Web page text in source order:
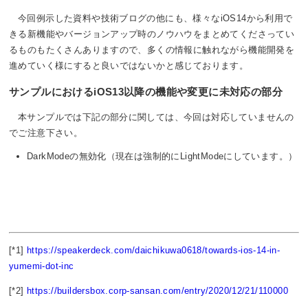
今回例示した資料や技術ブログの他にも、様々なiOS14から利用で
きる新機能やバージョンアップ時のノウハウをまとめてくださってい
るものもたくさんありますので、多くの情報に触れながら機能開発を
進めていく様にすると良いではないかと感じております。
サンプルにおけるiOS13以降の機能や変更に未対応の部分
本サンプルでは下記の部分に関しては、今回は対応していませんの
でご注意下さい。
DarkModeの無効化（現在は強制的にLightModeにしています。）
[*1] https://speakerdeck.com/daichikuwa0618/towards-ios-14-in-
yumemi-dot-inc
[*2] https://buildersbox.corp-sansan.com/entry/2020/12/21/110000